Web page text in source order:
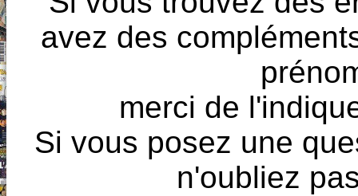
avez des
merci de
Si vous posez une
n'oubliez